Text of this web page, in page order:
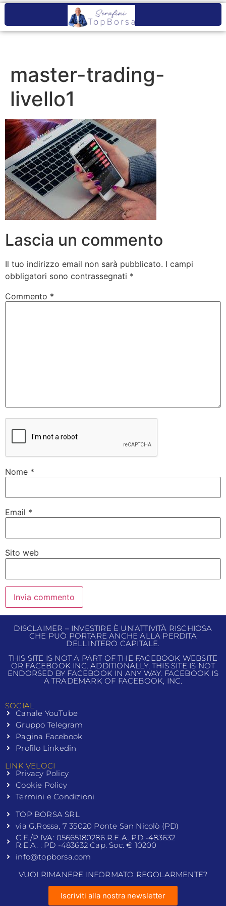
master-trading-
livello1
Lascia un commento
Il tuo indirizzo email non sarà pubblicato. I campi
obbligatori sono contrassegnati *
Commento *
Nome *
Email *
Sito web
DISCLAIMER – INVESTIRE È UN’ATTIVITÀ RISCHIOSA
CHE PUÒ PORTARE ANCHE ALLA PERDITA
DELL’INTERO CAPITALE.
THIS SITE IS NOT A PART OF THE FACEBOOK WEBSITE
OR FACEBOOK INC. ADDITIONALLY, THIS SITE IS NOT
ENDORSED BY FACEBOOK IN ANY WAY. FACEBOOK IS
A TRADEMARK OF FACEBOOK, INC.
SOCIAL
Canale YouTube
Gruppo Telegram
Pagina Facebook
Profilo Linkedin
LINK VELOCI
Privacy Policy
Cookie Policy
Termini e Condizioni
TOP BORSA SRL
via G.Rossa, 7 35020 Ponte San Nicolò (PD)
C.F./P.IVA: 05665180286 R.E.A. PD -483632
R.E.A. : PD -483632 Cap. Soc. € 10200
info@topborsa.com
VUOI RIMANERE INFORMATO REGOLARMENTE?
Iscriviti alla nostra newsletter